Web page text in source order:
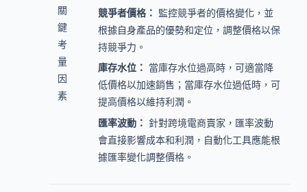
關
鍵
考
量
因
素
競爭者價格： 監控競爭者的價格變化，並
根據自身產品的優勢和定位，調整價格以保
持競爭力。
庫存水位： 當庫存水位過高時，可適當降
低價格以加速銷售；當庫存水位過低時，可
提高價格以維持利潤。
匯率波動： 針對跨境電商賣家，匯率波動
會直接影響成本和利潤，自動化工具應能根
據匯率變化調整價格。